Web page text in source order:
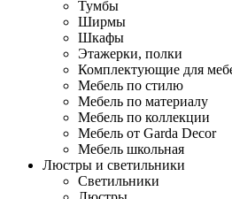
Тумбы
Ширмы
Шкафы
Этажерки, полки
Комплектующие для
Мебель по стилю
Мебель по материалу
Мебель по коллекции
Мебель от Garda Decor
Мебель школьная
Люстры и светильники
Светильники